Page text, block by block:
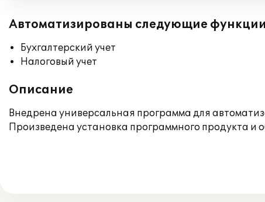
Автоматизированы следующие
Бухгалтерский учет
Налоговый учет
Описание
Внедрена универсальная программа для
Произведена установка программного продукта и